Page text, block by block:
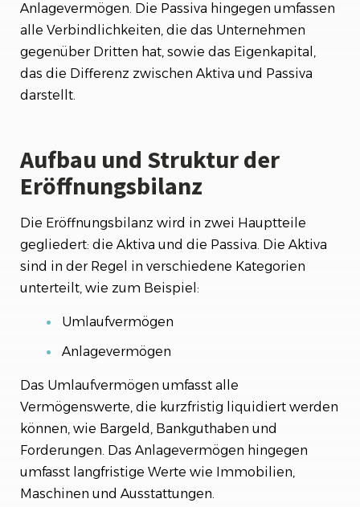
Anlagevermögen. Die Passiva hingegen umfassen
alle Verbindlichkeiten, die das Unternehmen
gegenüber Dritten hat, sowie das Eigenkapital,
das die Differenz zwischen Aktiva und Passiva
darstellt.
Aufbau und Struktur der
Eröffnungsbilanz
Die Eröffnungsbilanz wird in zwei Hauptteile
gegliedert: die Aktiva und die Passiva. Die Aktiva
sind in der Regel in verschiedene Kategorien
unterteilt, wie zum Beispiel:
Umlaufvermögen
Anlagevermögen
Das Umlaufvermögen umfasst alle
Vermögenswerte, die kurzfristig liquidiert werden
können, wie Bargeld, Bankguthaben und
Forderungen. Das Anlagevermögen hingegen
umfasst langfristige Werte wie Immobilien,
Maschinen und Ausstattungen.